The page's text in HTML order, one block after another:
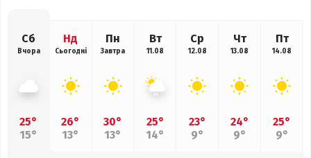
Сб
Вчора
25°
15°
Нд
Сьогодні
26°
13°
Пн
Завтра
30°
13°
Вт
11.08
25°
14°
Ср
12.08
23°
9°
Чт
13.08
24°
9°
Пт
14.08
25°
9°